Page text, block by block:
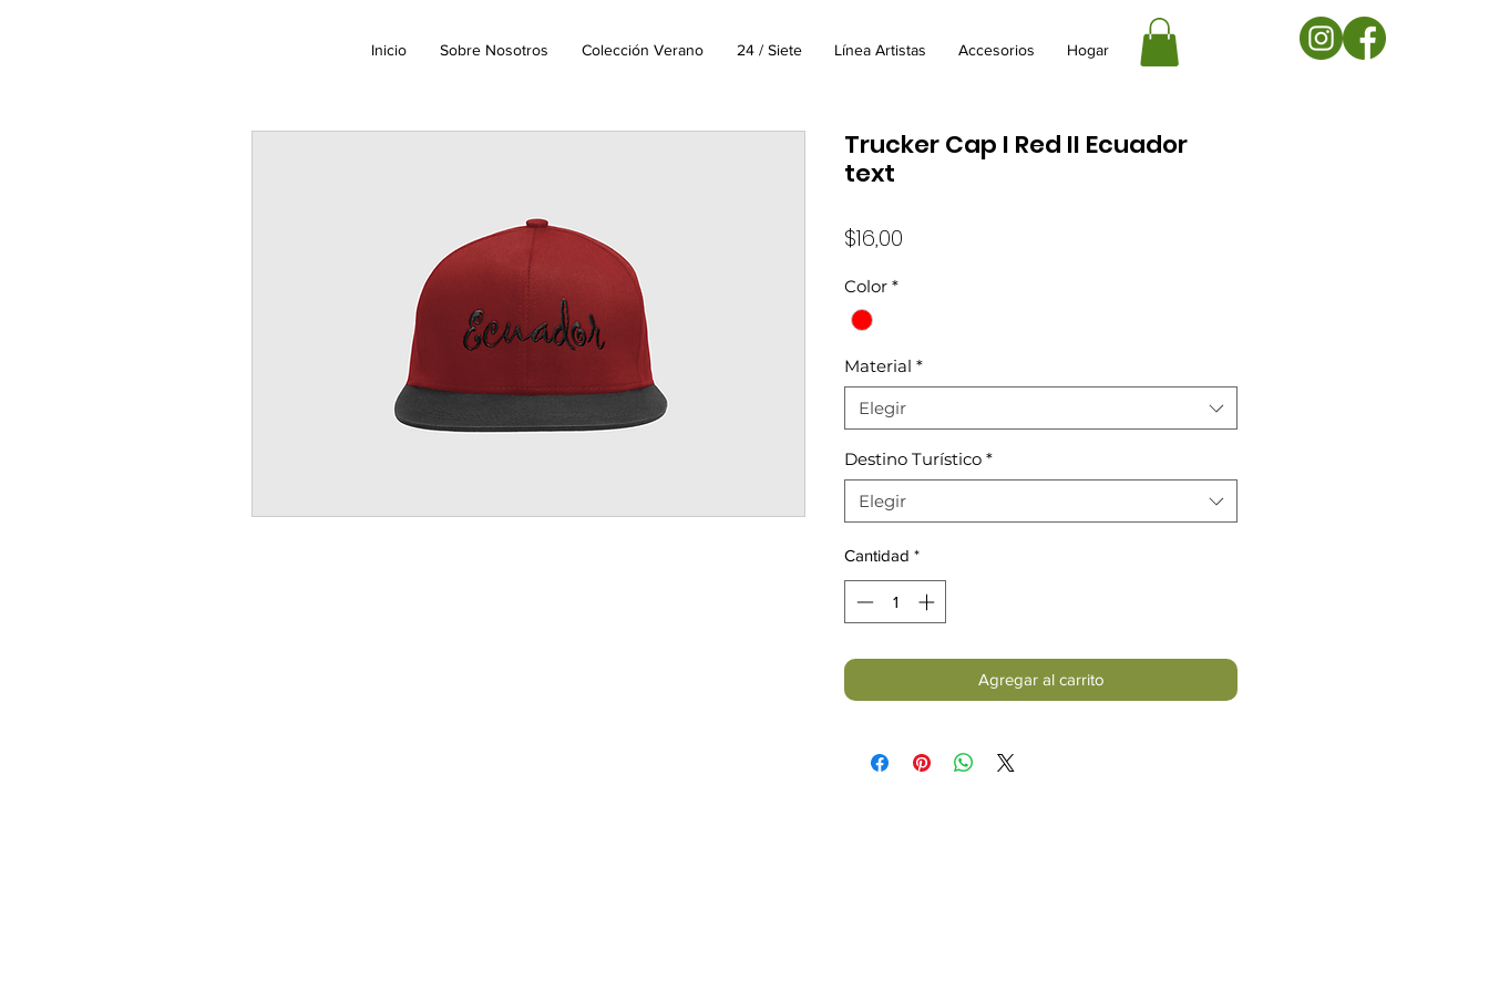
Inicio Sobre Nosotros Colección Verano 24 / Siete Línea Artistas Accesorios Hogar
Trucker Cap I Red II Ecuador
text
$16,00
Color *
Material *
Elegir
Destino Turístico *
Elegir
Cantidad *
Agregar al carrito